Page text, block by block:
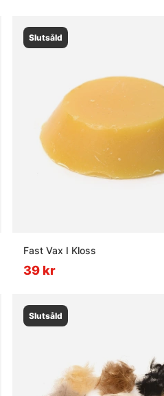
Slutsåld
Fast Vax I Kloss
39 kr
Slutsåld